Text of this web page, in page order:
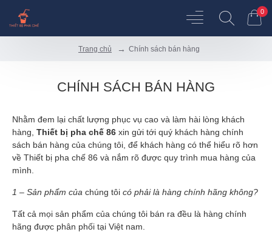
0
Trang chủ Chính sách bán hàng
CHÍNH SÁCH BÁN HÀNG
Nhằm đem lại chất lượng phục vụ cao và làm hài lòng khách
hàng, Thiết bị pha chế 86 xin gửi tới quý khách hàng chính
sách bán hàng của chúng tôi, để khách hàng có thể hiểu rõ hơn
về Thiết bị pha chế 86 và nắm rõ được quy trình mua hàng của
mình.
1 – Sản phẩm của chúng tôi có phải là hàng chính hãng không?
Tất cả mọi sản phẩm của chúng tôi bán ra đều là hàng chính
hãng được phân phối tại Việt nam.